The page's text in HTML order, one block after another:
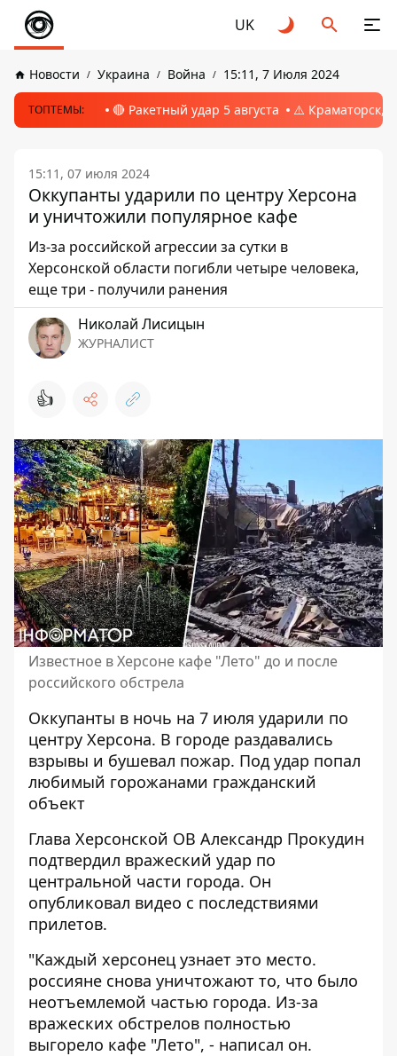
UK
Новости Украина Война 15:11, 7 Июля 2024
ТОПТЕМЫ: 🔴 Ракетный удар 5 августа ⚠️ Краматорск,
15:11, 07 июля 2024
Оккупанты ударили по центру Херсона
и уничтожили популярное кафе
Из-за российской агрессии за сутки в
Херсонской области погибли четыре человека,
еще три - получили ранения
Николай Лисицын
ЖУРНАЛИСТ
👍
Известное в Херсоне кафе "Лето" до и после
российского обстрела
Оккупанты в ночь на 7 июля ударили по
центру Херсона. В городе раздавались
взрывы и бушевал пожар. Под удар попал
любимый горожанами гражданский
объект
Глава Херсонской ОВ Александр Прокудин
подтвердил вражеский удар по
центральной части города. Он
опубликовал видео с последствиями
прилетов.
"Каждый херсонец узнает это место.
россияне снова уничтожают то, что было
неотъемлемой частью города. Из-за
вражеских обстрелов полностью
выгорело кафе "Лето", - написал он.